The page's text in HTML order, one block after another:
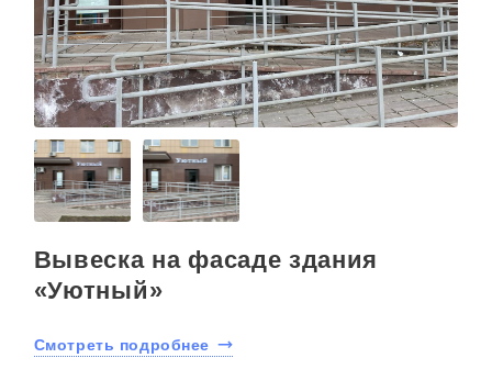
Вывеска на фасаде здания
«Уютный»
Смотреть подробнее